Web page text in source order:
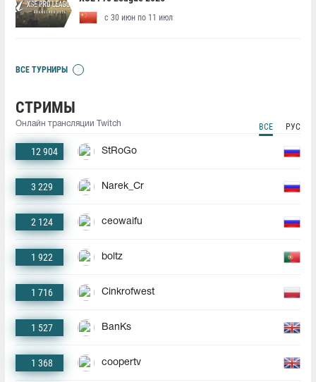
с 30 июн по 11 июл
ВСЕ ТУРНИРЫ
СТРИМЫ
Онлайн трансляции Twitch ВСЕ РУС
12 904 StRoGo
3 229 Narek_Cr
2 124 ceowaifu
1 922 boltz
1 716 Cinkrofwest
1 527 BanKs
1 368 coopertv